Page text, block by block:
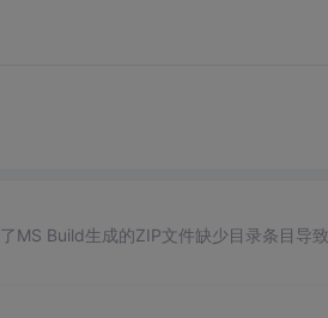
了MS Build生成的ZIP文件缺少目录条目导